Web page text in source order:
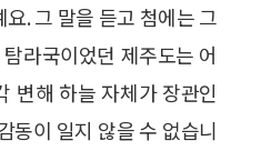
. 그 말을 듣고 첨에는 그
라국이었던 제주도는 어
변해 하늘 자체가 장관인
동이 일지 않을 수 없습니